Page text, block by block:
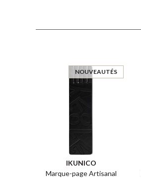
NOUVEAUTÉS
IKUNICO
Marque-page Artisanal